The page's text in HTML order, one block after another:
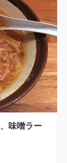
味噌ラー